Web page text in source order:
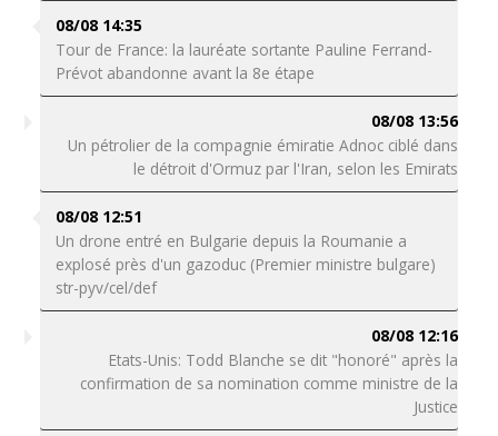
08/08 14:35
Tour de France: la lauréate sortante Pauline Ferrand-
Prévot abandonne avant la 8e étape
08/08 13:56
Un pétrolier de la compagnie émiratie Adnoc ciblé dans
le détroit d'Ormuz par l'Iran, selon les Emirats
08/08 12:51
Un drone entré en Bulgarie depuis la Roumanie a
explosé près d'un gazoduc (Premier ministre bulgare)
str-pyv/cel/def
08/08 12:16
Etats-Unis: Todd Blanche se dit "honoré" après la
confirmation de sa nomination comme ministre de la
Justice